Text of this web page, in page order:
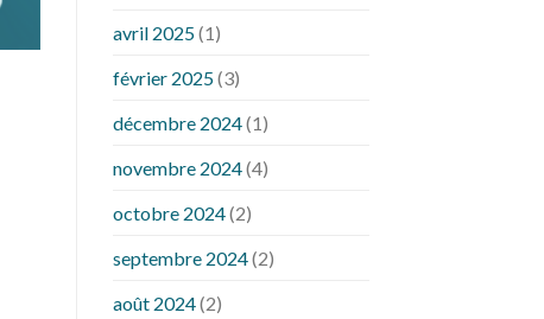
avril 2025(1)
février 2025(3)
décembre 2024(1)
novembre 2024(4)
octobre 2024(2)
septembre 2024(2)
août 2024(2)